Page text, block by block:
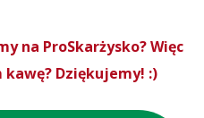
na ProSkarżysko? Więc
Dziękujemy! :)